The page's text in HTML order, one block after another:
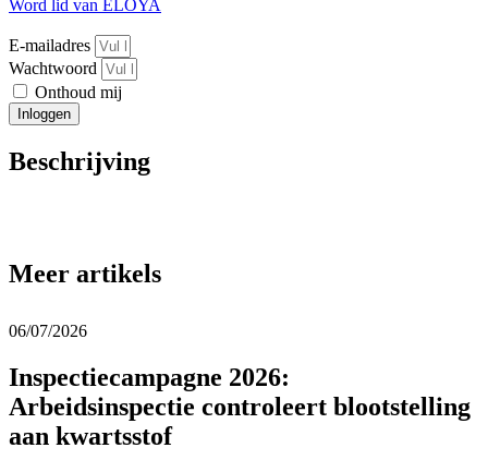
Word lid van ELOYA
E-mailadres
Wachtwoord
Onthoud mij
Inloggen
Beschrijving
Meer artikels
06/07/2026
Inspectiecampagne 2026:
Arbeidsinspectie controleert blootstelling
aan kwartsstof